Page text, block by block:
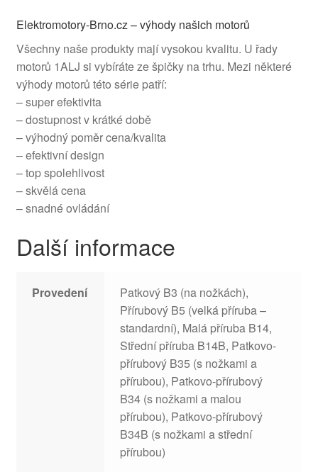
Elektromotory-Brno.cz – výhody našich motorů
Všechny naše produkty mají vysokou kvalitu. U řady
motorů 1ALJ si vybíráte ze špičky na trhu. Mezi některé
výhody motorů této série patří:
– super efektivita
– dostupnost v krátké době
– výhodný poměr cena/kvalita
– efektivní design
– top spolehlivost
– skvělá cena
– snadné ovládání
Další informace
Provedení
Patkový B3 (na nožkách),
Přírubový B5 (velká příruba –
standardní), Malá příruba B14,
Střední příruba B14B, Patkovo-
přírubový B35 (s nožkami a
přírubou), Patkovo-přírubový
B34 (s nožkami a malou
přírubou), Patkovo-přírubový
B34B (s nožkami a střední
přírubou)